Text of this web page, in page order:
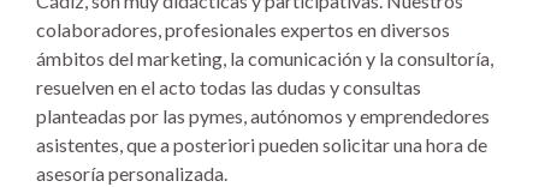
colaboradores, profesionales expertos en diversos
ámbitos del marketing, la comunicación y la consultoría,
resuelven en el acto todas las dudas y consultas
planteadas por las pymes, autónomos y emprendedores
asistentes, que a posteriori pueden solicitar una hora de
asesoría personalizada.